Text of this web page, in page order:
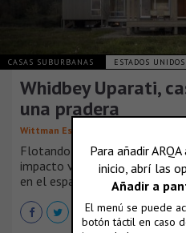
CASAS SUBURBANAS ESTADOS UNIDOS
Whidbey Uparati,
una pradera
Wittman Estes
Flotando sobre una pradera,
impacto visual y físico en el
en el espacio en lugar de